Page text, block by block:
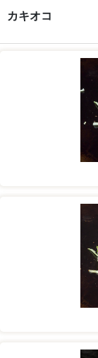
カキオコ